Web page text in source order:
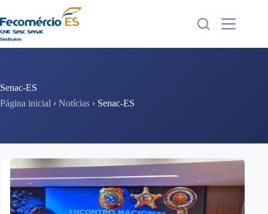
para
o
conteúdo
Senac-ES
Página inicial › Notícias › Senac-ES